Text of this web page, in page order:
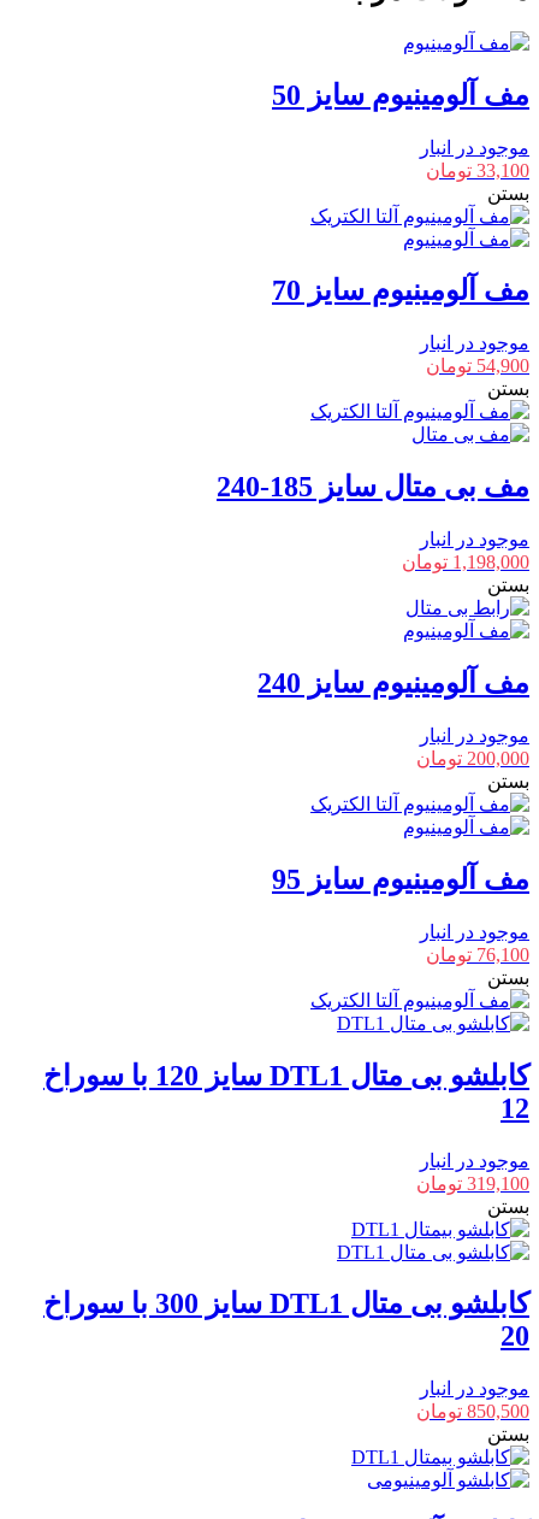
با
عدد
مف آلومینیوم سایز 50
موجود در انبار
33,100 تومان
بستن
مف آلومینیوم سایز 70
موجود در انبار
54,900 تومان
بستن
مف بی متال سایز 185-240
موجود در انبار
1,198,000 تومان
بستن
مف آلومینیوم سایز 240
موجود در انبار
200,000 تومان
بستن
مف آلومینیوم سایز 95
موجود در انبار
76,100 تومان
بستن
کابلشو بی متال DTL1 سایز 120 با سوراخ
12
موجود در انبار
319,100 تومان
بستن
کابلشو بی متال DTL1 سایز 300 با سوراخ
20
موجود در انبار
850,500 تومان
بستن